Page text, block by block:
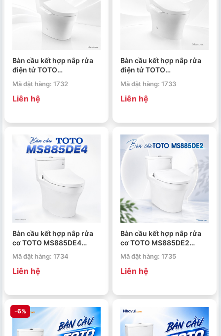
Bàn cầu kết hợp nắp rửa
điện tử TOTO
dòng S2 TCF33461GAA
Mã đặt hàng: 1732
Liên hệ
Bàn cầu kết hợp nắp rửa
điện tử TOTO
dòng S2 TCF33461GAA
Mã đặt hàng: 1733
Liên hệ
Bàn cầu kết hợp nắp rửa
cơ TOTO MS885DE4
ECOWASHER TCW1211A
Mã đặt hàng: 1734
Liên hệ
Bàn cầu kết hợp nắp rửa
cơ TOTO MS885DE2
ECOWASHER TCW07S
Mã đặt hàng: 1735
Liên hệ
-6%